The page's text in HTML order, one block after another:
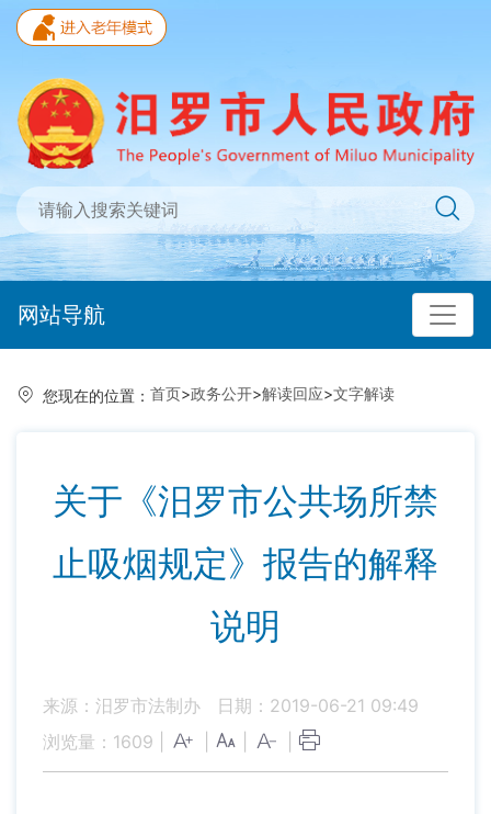
网站导航
您现在的位置： 首页>政务公开>解读回应>文字解读
关于《汨罗市公共场所禁
止吸烟规定》报告的解释
说明
来源：汨罗市法制办
日期：2019-06-21 09:49
浏览量： 1609